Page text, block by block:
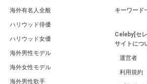
海外有名人全般
ハリウッド俳優
ハリウッド女優
海外男性モデル
海外女性モデル
海外男性歌手
キーワード
Celeby[セ
サイトにつ
運営者
利用規約